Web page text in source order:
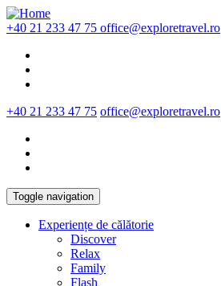
Skip to main content
+40 21 233 47 75 office@exploretravel.ro
+40 21 233 47 75 office@exploretravel.ro
Toggle navigation
Experiențe de călătorie
Discover
Relax
Family
Flash